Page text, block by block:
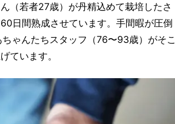
（若者27歳）が丹精込めて栽培したさ
日間熟成させています。手間暇が圧倒
ゃんたちスタッフ（76〜93歳）がそこ
ています。